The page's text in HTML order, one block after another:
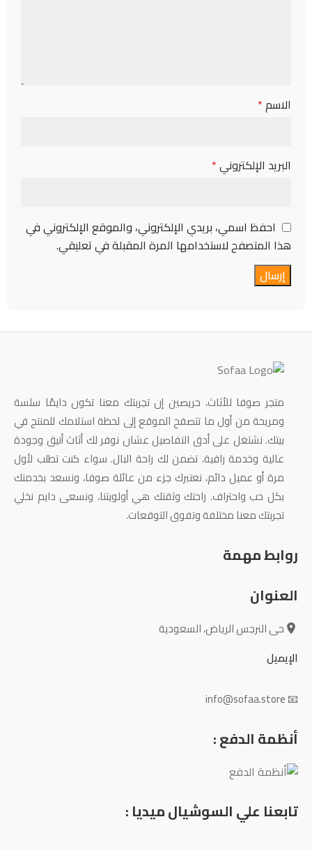
الاسم*
البريد الإلكتروني*
احفظ اسمي، بريدي الإلكتروني، والموقع الإلكتروني في
هذا المتصفح لاستخدامها المرة المقبلة في تعليقي.
متجر صوفا للأثاث، حريصين إن تجربتك معنا تكون دايمًا سلسة
ومريحة من أول ما تتصفح الموقع إلى لحظة استلامك للمنتج في
بيتك. نشتغل على أدق التفاصيل عشان نوفر لك أثاث أنيق وجودة
عالية وخدمة راقية، تضمن لك راحة البال. سواء كنت تطلب لأول
مرة أو عميل دائم، نعتبرك جزء من عائلة صوفا، ونسعد بخدمتك
بكل حب واحتراف. راحتك وثقتك هي أولويتنا، ونسعى دايم نخلي
تجربتك معنا مختلفة وتفوق التوقعات.
روابط مهمة
العنوان
حى النرجس الرياض، السعودية
الإيميل
📧 info@sofaa.store
أنظمة الدفع :
تابعنا علي السوشيال ميديا :